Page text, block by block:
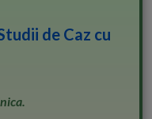
de Caz cu